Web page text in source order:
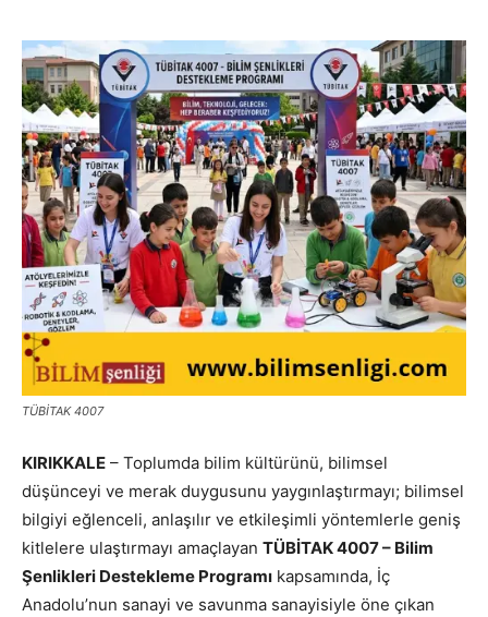
TÜBİTAK 4007
KIRIKKALE – Toplumda bilim kültürünü, bilimsel
düşünceyi ve merak duygusunu yaygınlaştırmayı; bilimsel
bilgiyi eğlenceli, anlaşılır ve etkileşimli yöntemlerle geniş
kitlelere ulaştırmayı amaçlayan TÜBİTAK 4007 – Bilim
Şenlikleri Destekleme Programı kapsamında, İç
Anadolu’nun sanayi ve savunma sanayisiyle öne çıkan